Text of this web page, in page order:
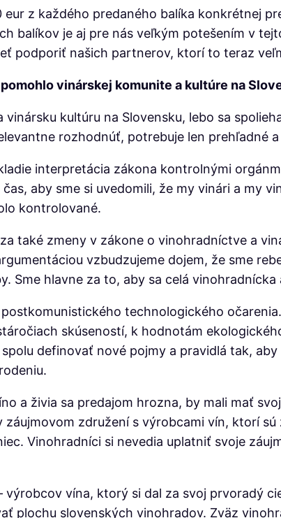
eur z každého predaného balíka konkrétnej
balíkov je aj pre nás veľkým potešením v
podporiť našich partnerov, ktorí to teraz
vinárskej komunite a kultúre na
kultúru na Slovensku, lebo sa
rozhodnúť, potrebuje len prehľadné
interpretácia zákona kontrolnými
aby sme si uvedomili, že my vinári a my
kontrolované.
také zmeny v zákone o vinohradníctve a
vzbudzujeme dojem, že sme
Sme hlavne za to, aby sa celá
technologického
skúseností, k hodnotám
definovať nové pojmy a pravidlá tak,
a živia sa predajom hrozna, by mali mať
združení s výrobcami vín, ktorí
Vinohradníci si nevedia uplatniť svoje
vína, ktorý si dal za svoj prvoradý
plochu slovenských vinohradov. Zväz